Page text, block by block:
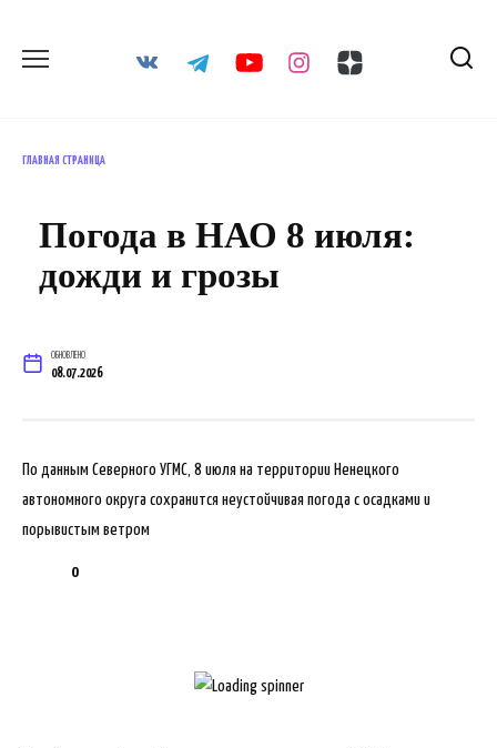
содержанию
ГЛАВНАЯ СТРАНИЦА
Погода в НАО 8 июля:
дожди и грозы
ОБНОВЛЕНО
08.07.2026
По данным Северного УГМС, 8 июля на территории Ненецкого
автономного округа сохранится неустойчивая погода с осадками и
порывистым ветром
0